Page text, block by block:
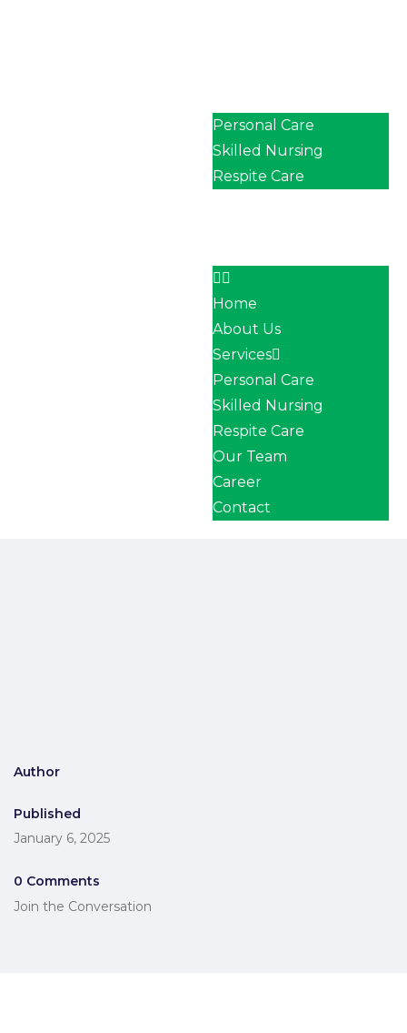
Personal Care
Skilled Nursing
Respite Care
Home
About Us
Services
Personal Care
Skilled Nursing
Respite Care
Our Team
Career
Contact
Author
Published
January 6, 2025
0 Comments
Join the Conversation